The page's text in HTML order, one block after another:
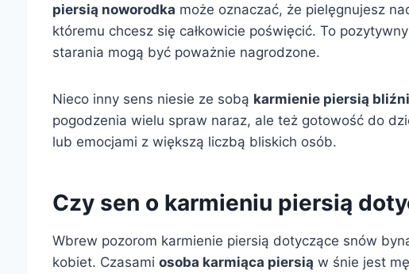
piersią noworodka może oznaczać, że pielęgnujesz
któremu chcesz się całkowicie poświęcić. To
starania mogą być poważnie nagrodzone.
Nieco inny sens niesie ze sobą karmienie piersią
pogodzenia wielu spraw naraz, ale też gotowość do
lub emocjami z większą liczbą bliskich osób.
Czy sen o karmieniu piersią
Wbrew pozorom karmienie piersią dotyczące snów
kobiet. Czasami osoba karmiąca piersią w śnie jest